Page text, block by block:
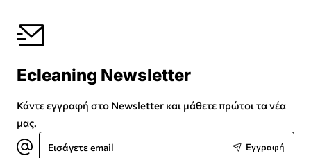
Ecleaning Newsletter
Κάντε εγγραφή στο Newsletter και μάθετε πρώτοι τα νέα
μας.
Εισάγετε
email
Εγγραφή